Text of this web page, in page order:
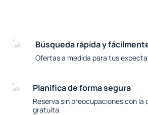
Búsqueda rápida y
Ofertas a medida para tus
Planifica de forma segura
Reserva sin preocupaciones con
gratuita.